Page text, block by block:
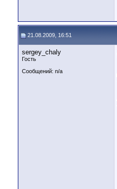
21.08.2009, 16:51
sergey_chaly
Гость
Сообщений: n/a